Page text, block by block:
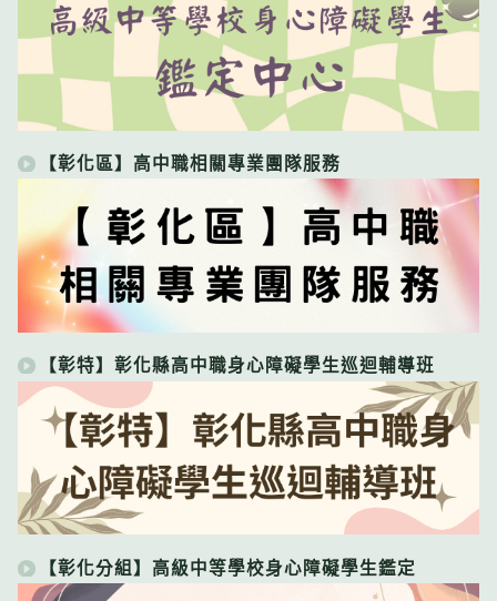
【彰化區】高中職相關專業團隊服務
【彰特】彰化縣高中職身心障礙學生巡迴輔導班
【彰化分組】高級中等學校身心障礙學生鑑定